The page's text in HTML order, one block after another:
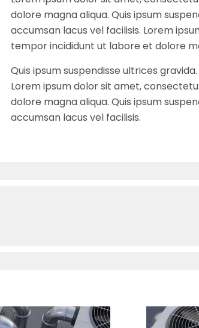
dolore magna aliqua. Quis ipsum
accumsan lacus vel facilisis. Lorem
tempor incididunt ut labore et dolore
Quis ipsum suspendisse ultrices
Lorem ipsum dolor sit amet,
dolore magna aliqua. Quis ipsum
accumsan lacus vel facilisis.